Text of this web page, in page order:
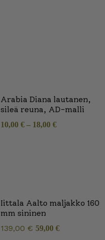
Arabia Diana lautanen,
sileä reuna, AD-malli
10,00 € – 18,00 €
Iittala Aalto maljakko 160
mm sininen
139,00 € 59,00 €Nykyinen